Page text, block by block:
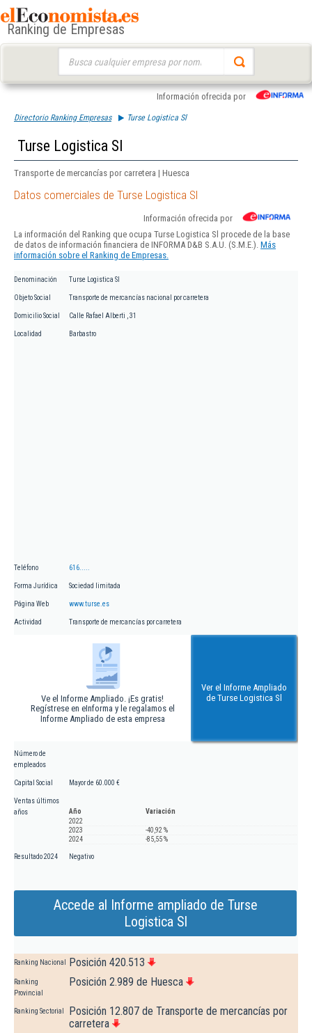
Ranking de Empresas
Información ofrecida por
Directorio Ranking Empresas Turse Logistica Sl
Turse Logistica Sl
Transporte de mercancías por carretera | Huesca
Datos comerciales de Turse Logistica Sl
Información ofrecida por
La información del Ranking que ocupa Turse Logistica Sl procede de la base
de datos de información financiera de INFORMA D&B S.A.U. (S.M.E.). Más
información sobre el Ranking de Empresas.
Denominación Turse Logistica Sl
Objeto Social Transporte de mercancías nacional por carretera
Domicilio Social Calle Rafael Alberti , 31
Localidad Barbastro
Teléfono 616.....
Forma Jurídica Sociedad limitada
Página Web www.turse.es
Actividad Transporte de mercancías por carretera
Ve el Informe Ampliado. ¡Es gratis!
Regístrese en eInforma y le regalamos el
Informe Ampliado de esta empresa
Ver el Informe Ampliado
de Turse Logistica Sl
Número de
empleados
Capital Social Mayor de 60.000 €
Ventas últimos
años
Año
Variación
2022
2023
-40,92 %
2024
-85,55 %
Resultado 2024 Negativo
Accede al Informe ampliado de Turse
Logistica Sl
Ranking Nacional Posición 420.513
Ranking
Provincial
Posición 2.989 de Huesca
Ranking Sectorial
Posición 12.807 de Transporte de mercancías por
carretera